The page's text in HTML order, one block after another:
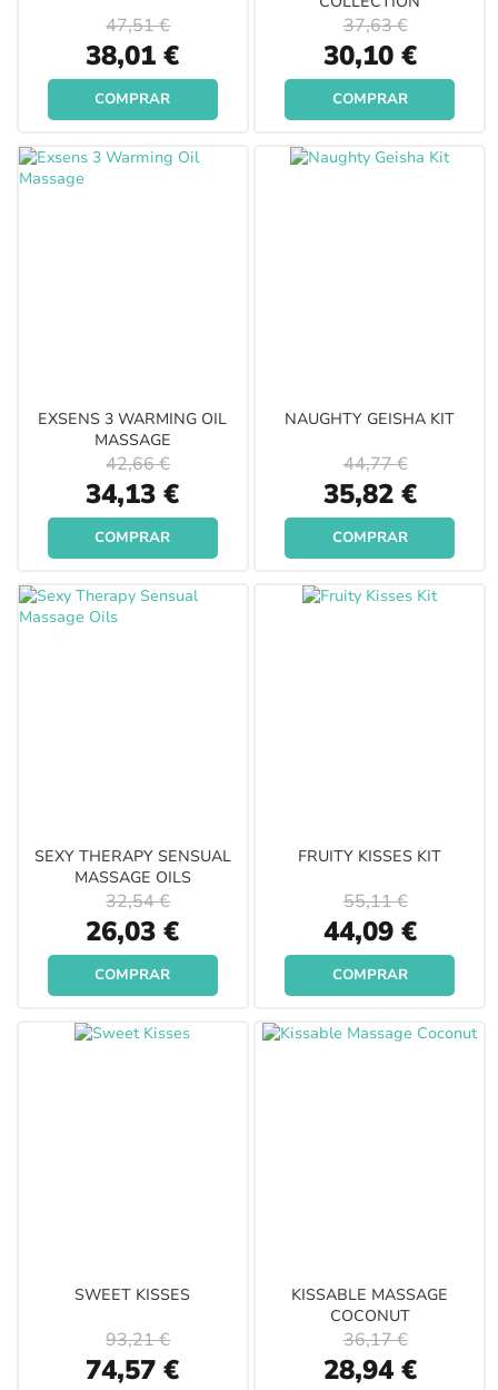
Special
Price
38,01 €
47,51 €
COMPRAR
Special
Price
30,10 €
37,63 €
COMPRAR
EXSENS 3 WARMING OIL
MASSAGE
Special
Price
34,13 €
42,66 €
COMPRAR
NAUGHTY GEISHA KIT
Special
Price
35,82 €
44,77 €
COMPRAR
SEXY THERAPY SENSUAL
MASSAGE OILS
Special
Price
26,03 €
32,54 €
COMPRAR
FRUITY KISSES KIT
Special
Price
44,09 €
55,11 €
COMPRAR
SWEET KISSES
Special
Price
74,57 €
93,21 €
KISSABLE MASSAGE
COCONUT
Special
Price
28,94 €
36,17 €